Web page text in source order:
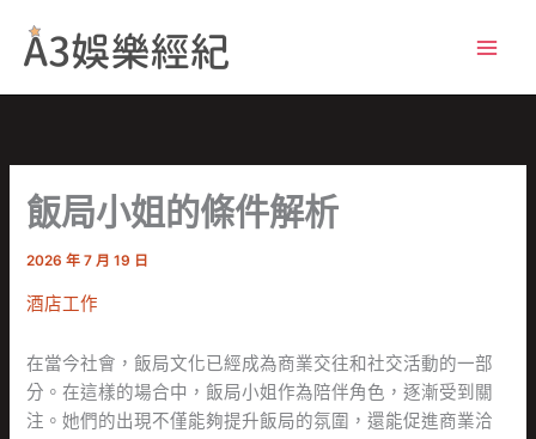
要
飯局小姐的條件解析
2026 年 7 月 19 日
酒店工作
在當今社會，飯局文化已經成為商業交往和社交活動的一部
分。在這樣的場合中，飯局小姐作為陪伴角色，逐漸受到關
注。她們的出現不僅能夠提升飯局的氛圍，還能促進商業洽